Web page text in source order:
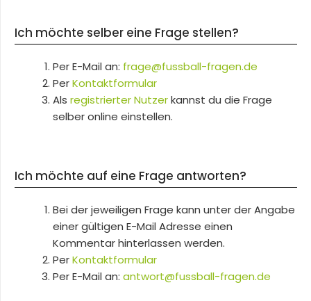
Ich möchte selber eine Frage stellen?
Per E-Mail an: frage@fussball-fragen.de
PerKontaktformular
Als registrierter Nutzerkannst du die Frage
selber online einstellen.
Ich möchte auf eine Frage antworten?
Bei der jeweiligen Frage kann unter der Angabe
einer gültigen E-Mail Adresse einen
Kommentar hinterlassen werden.
PerKontaktformular
Per E-Mail an: antwort@fussball-fragen.de